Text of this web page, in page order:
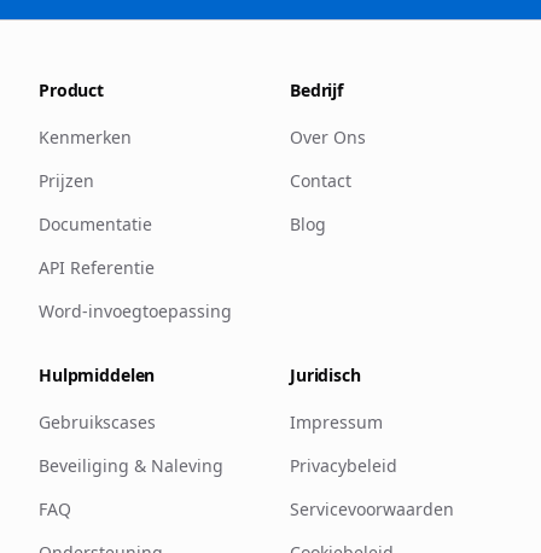
Product
Kenmerken
Prijzen
Documentatie
API Referentie
Word-invoegtoepassing
Bedrijf
Over Ons
Contact
Blog
Hulpmiddelen
Gebruikscases
Beveiliging & Naleving
FAQ
Juridisch
Impressum
Privacybeleid
Servicevoorwaarden